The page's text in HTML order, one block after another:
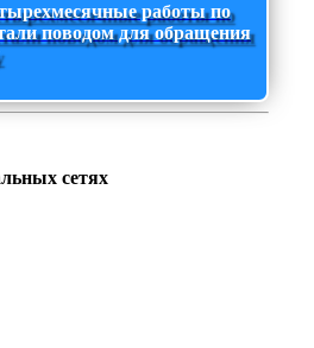
работы по
поводом для обращения
сетях